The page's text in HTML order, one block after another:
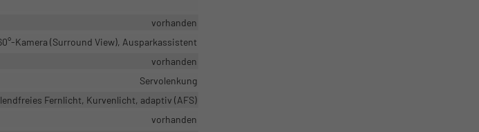
vorhanden
Kamera (Surround View), Ausparkassistent
vorhanden
Servolenkung
Fernlicht, Kurvenlicht, adaptiv (AFS)
vorhanden